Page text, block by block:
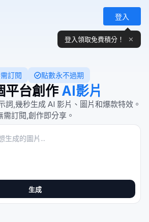
登入
登入領取免費積分！ ✕
訂閱 點數永不過期
平台創作 AI 影片、圖片
平台創作 AI影片
詞,幾秒生成 AI 影片、圖片和爆款特效。
需訂閱,創作即分享。
生成